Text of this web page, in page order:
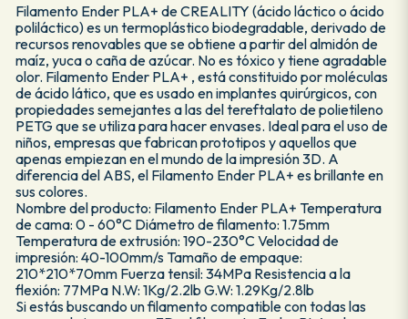
Filamento Ender PLA+ de CREALITY (ácido láctico o ácido
poliláctico) es un termoplástico biodegradable, derivado de
recursos renovables que se obtiene a partir del almidón de
maíz, yuca o caña de azúcar. No es tóxico y tiene agradable
olor. Filamento Ender PLA+ , está constituido por moléculas
de ácido lático, que es usado en implantes quirúrgicos, con
propiedades semejantes a las del tereftalato de polietileno
PETG que se utiliza para hacer envases. Ideal para el uso de
niños, empresas que fabrican prototipos y aquellos que
apenas empiezan en el mundo de la impresión 3D. A
diferencia del ABS, el Filamento Ender PLA+ es brillante en
sus colores.
Nombre del producto: Filamento Ender PLA+ Temperatura
de cama: 0 - 60°C Diámetro de filamento: 1.75mm
Temperatura de extrusión: 190-230°C Velocidad de
impresión: 40-100mm/s Tamaño de empaque:
210*210*70mm Fuerza tensil: 34MPa Resistencia a la
flexión: 77MPa N.W: 1Kg/2.2lb G.W: 1.29Kg/2.8lb
Si estás buscando un filamento compatible con todas las